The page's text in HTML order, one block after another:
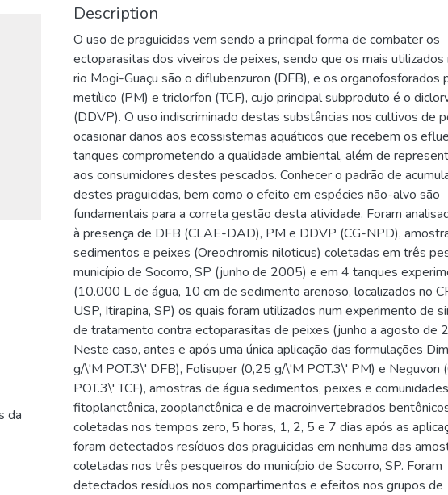
da
Description
O uso de praguicidas vem sendo a principal forma de combater os
ectoparasitas dos viveiros de peixes, sendo que os mais utilizados
rio Mogi-Guaçu são o diflubenzuron (DFB), e os organofosforados
metílico (PM) e triclorfon (TCF), cujo principal subproduto é o
(DDVP). O uso indiscriminado destas substâncias nos cultivos de
ocasionar danos aos ecossistemas aquáticos que recebem os
tanques comprometendo a qualidade ambiental, além de
aos consumidores destes pescados. Conhecer o padrão de
destes praguicidas, bem como o efeito em espécies não-alvo são
fundamentais para a correta gestão desta atividade. Foram
à presença de DFB (CLAE-DAD), PM e DDVP (CG-NPD),
sedimentos e peixes (Oreochromis niloticus) coletadas em três
município de Socorro, SP (junho de 2005) e em 4 tanques
(10.000 L de água, 10 cm de sedimento arenoso, localizados no
USP, Itirapina, SP) os quais foram utilizados num experimento de
de tratamento contra ectoparasitas de peixes (junho a agosto de
Neste caso, antes e após uma única aplicação das formulações
g/\'M POT.3\' DFB), Folisuper (0,25 g/\'M POT.3\' PM) e Neguvon
POT.3\' TCF), amostras de água sedimentos, peixes e comunidades
fitoplanctônica, zooplanctônica e de macroinvertebrados
coletadas nos tempos zero, 5 horas, 1, 2, 5 e 7 dias após as
foram detectados resíduos dos praguicidas em nenhuma das
coletadas nos três pesqueiros do município de Socorro, SP. Foram
detectados resíduos nos compartimentos e efeitos nos grupos de